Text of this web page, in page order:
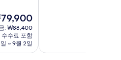
: ₩88,400
수수료 포함
~ 9월 2일
륭